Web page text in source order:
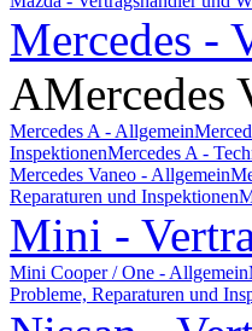
Mercedes -
AMercedes
Mercedes A - Allgemein
InspektionenMercedes A -
Mercedes Vaneo - Allgemein
Reparaturen und Inspektionen
Mini -
Mini Cooper / One - Allgemein
Probleme, Reparaturen und